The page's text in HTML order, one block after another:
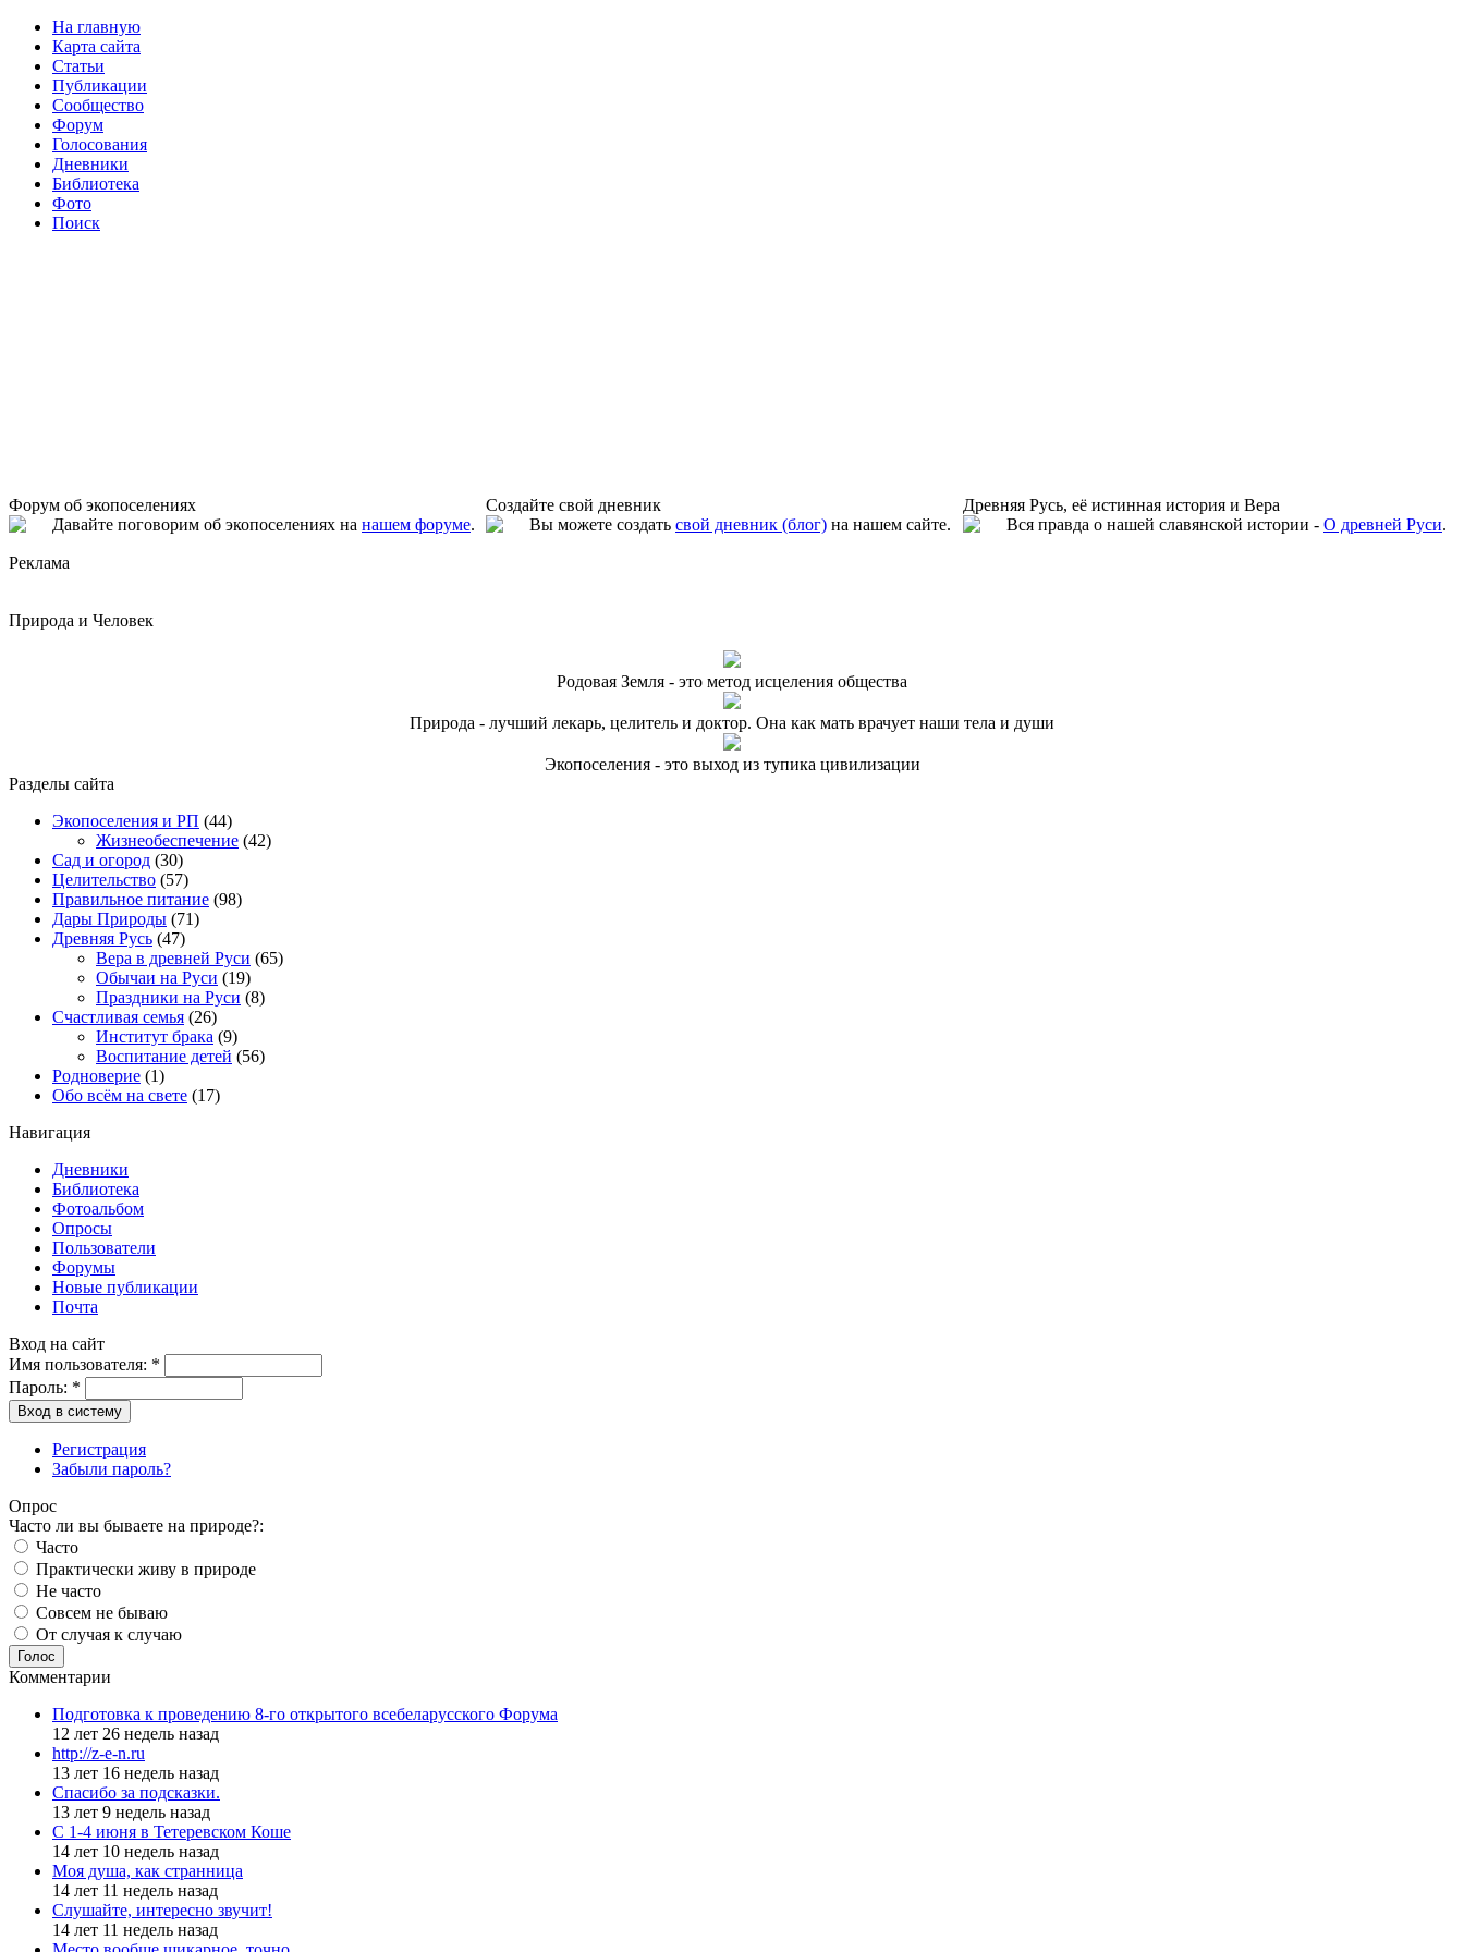
На главную
Карта сайта
Статьи
Публикации
Сообщество
Форум
Голосования
Дневники
Библиотека
Фото
Поиск
Форум об экопоселениях
Давайте поговорим об экопоселениях на нашем форуме.
Создайте свой дневник
Вы можете создать свой дневник (блог) на нашем сайте.
Древняя Русь, её истинная история и Вера
Вся правда о нашей славянской истории - О древней Руси.
Реклама
Природа и Человек
Родовая Земля - это метод исцеления общества
Природа - лучший лекарь, целитель и доктор. Она как мать врачует наши тела и души
Экопоселения - это выход из тупика цивилизации
Разделы сайта
Экопоселения и РП (44)
Жизнеобеспечение (42)
Сад и огород (30)
Целительство (57)
Правильное питание (98)
Дары Природы (71)
Древняя Русь (47)
Вера в древней Руси (65)
Обычаи на Руси (19)
Праздники на Руси (8)
Счастливая семья (26)
Институт брака (9)
Воспитание детей (56)
Родноверие (1)
Обо всём на свете (17)
Навигация
Дневники
Библиотека
Фотоальбом
Опросы
Пользователи
Форумы
Новые публикации
Почта
Вход на сайт
Имя пользователя: *
Пароль: *
Вход в систему
Регистрация
Забыли пароль?
Опрос
Часто ли вы бываете на природе?:
Часто
Практически живу в природе
Не часто
Совсем не бываю
От случая к случаю
Голос
Комментарии
Подготовка к проведению 8-го открытого всебеларусского Форума
12 лет 26 недель назад
http://z-e-n.ru
13 лет 16 недель назад
Спасибо за подсказки.
13 лет 9 недель назад
С 1-4 июня в Тетеревском Коше
14 лет 10 недель назад
Моя душа, как странница
14 лет 11 недель назад
Слушайте, интересно звучит!
14 лет 11 недель назад